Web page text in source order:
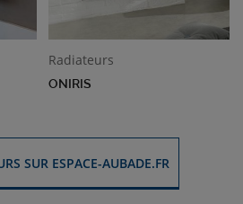
Radiateurs
ONIRIS
SUR ESPACE-AUBADE.FR